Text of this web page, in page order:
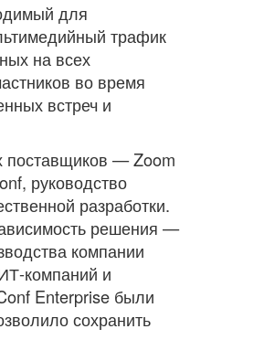
для
трафик
на всех
во время
встреч и
поставщиков — Zoom
руководство
разработки.
решения —
компании
компаний и
Enterprise были
сохранить